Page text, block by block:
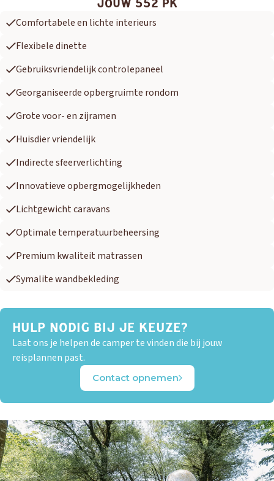
JOUW 552 PK
Comfortabele en lichte interieurs
Flexibele dinette
Gebruiksvriendelijk controlepaneel
Georganiseerde opbergruimte rondom
Grote voor- en zijramen
Huisdier vriendelijk
Indirecte sfeerverlichting
Innovatieve opbergmogelijkheden
Lichtgewicht caravans
Optimale temperatuurbeheersing
Premium kwaliteit matrassen
Symalite wandbekleding
HULP NODIG BIJ JE KEUZE?
Laat ons je helpen de camper te vinden die bij jouw
reisplannen past.
Contact opnemen